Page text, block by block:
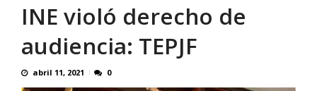
INE violó derecho de
audiencia: TEPJF
abril 11, 2021 0